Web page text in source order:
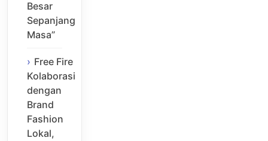
Besar
Sepanjang
Masa”
Free Fire
Kolaborasi
dengan
Brand
Fashion
Lokal,